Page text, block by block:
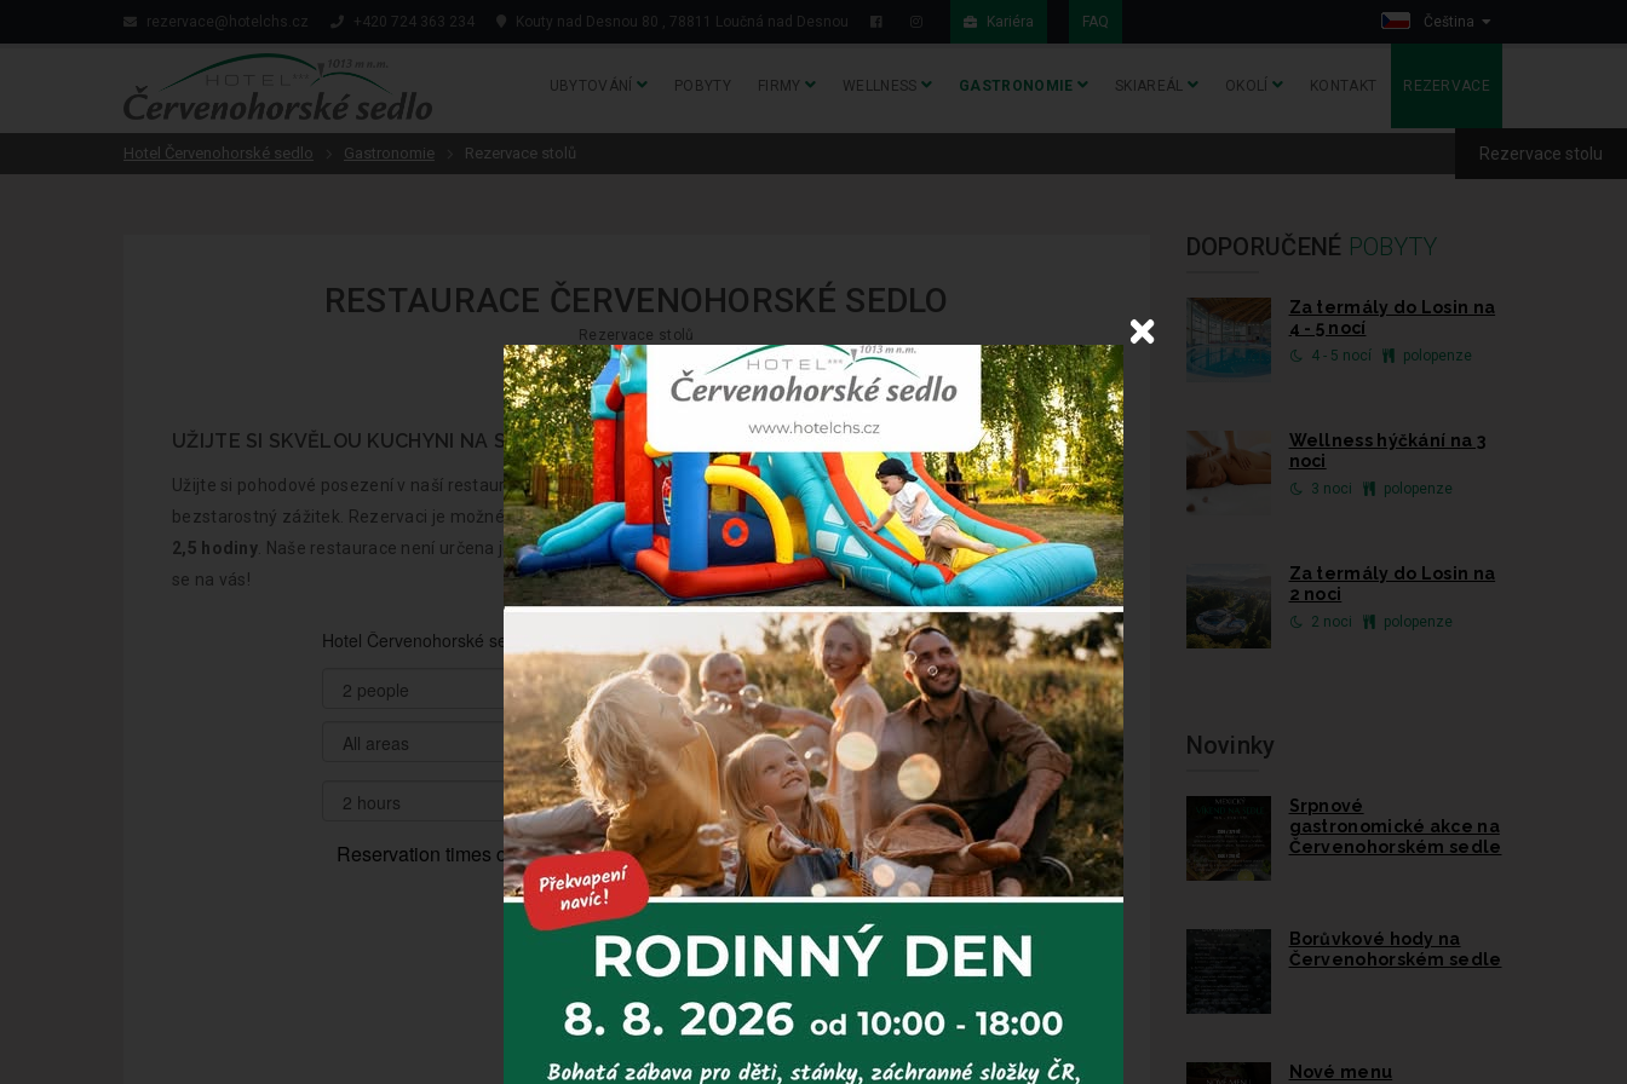
rezervace@hotelchs.cz +420 724 363 234 Kouty nad Desnou 80 , 78811 Loučná nad Desnou Kariéra FAQ Čeština
UBYTOVÁNÍ POBYTY FIRMY WELLNESS GASTRONOMIE SKIAREÁL OKOLÍ KONTAKT REZERVACE
Rezervace stolu
Hotel Červenohorské sedlo Gastronomie Rezervace stolů
RESTAURACE ČERVENOHORSKÉ SEDLO
Rezervace stolů
UŽIJTE SI SKVĚLOU KUCHYNI NA SEDLE – REZERVUJTE SI SVŮJ STŮL PŘEDEM
Užijte si pohodové posezení v naší restauraci na Červenohorském sedle. Rezervace stolu vám zajistí klidné místo i
bezstarostný zážitek. Rezervaci je možné vytvořitden předem a pobyt u stolu je možné rezervovatna maximálně
2,5 hodiny . Naše restaurace není určena jen pro ubytované hosty – rádi u nás přivítáme i širokou veřejnost. Těšíme
se na vás!
DOPORUČENÉ POBYTY
Za termály do Losin na
4 - 5 nocí
4 - 5 nocí polopenze
Wellness hýčkání na 3
noci
3 noci polopenze
Za termály do Losin na
2 noci
2 noci polopenze
Novinky
Srpnové
gastronomické akce na
Červenohorském sedle
Borůvkové hody na
Červenohorském sedle
Nové menu